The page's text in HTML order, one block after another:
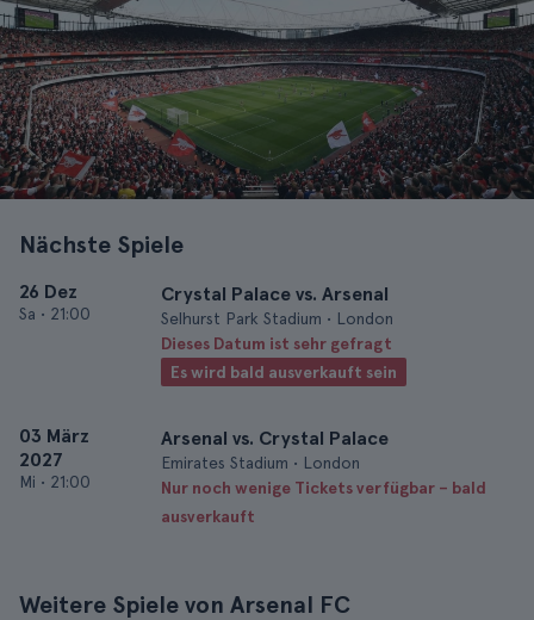
Nächste Spiele
26 Dez
Sa • 21:00
Crystal Palace vs. Arsenal
Selhurst Park Stadium • London
Dieses Datum ist sehr gefragt
Es wird bald ausverkauft sein
03 März
2027
Mi • 21:00
Arsenal vs. Crystal Palace
Emirates Stadium • London
Nur noch wenige Tickets verfügbar – bald
ausverkauft
Weitere Spiele von Arsenal FC